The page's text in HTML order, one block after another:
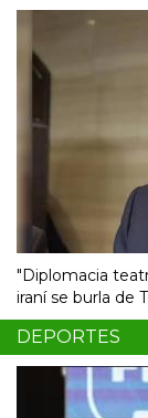
"Diplomacia
iraní se burla de
DEPORTES